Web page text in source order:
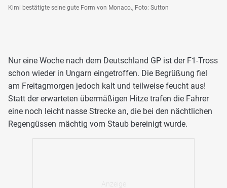
Kimi bestätigte seine gute Form von Monaco., Foto: Sutton
Nur eine Woche nach dem Deutschland GP ist der F1-Tross
schon wieder in Ungarn eingetroffen. Die Begrüßung fiel
am Freitagmorgen jedoch kalt und teilweise feucht aus!
Statt der erwarteten übermäßigen Hitze trafen die Fahrer
eine noch leicht nasse Strecke an, die bei den nächtlichen
Regengüssen mächtig vom Staub bereinigt wurde.